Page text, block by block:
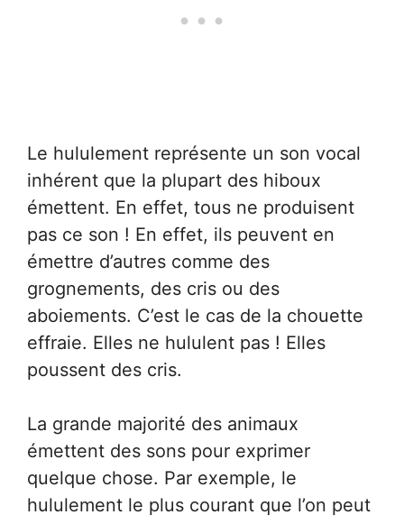
Le hululement représente un son vocal
inhérent que la plupart des hiboux
émettent. En effet, tous ne produisent
pas ce son ! En effet, ils peuvent en
émettre d’autres comme des
grognements, des cris ou des
aboiements. C’est le cas de la chouette
effraie. Elles ne hululent pas ! Elles
poussent des cris.
La grande majorité des animaux
émettent des sons pour exprimer
quelque chose. Par exemple, le
hululement le plus courant que l’on peut